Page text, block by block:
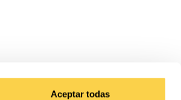
Aceptar todas